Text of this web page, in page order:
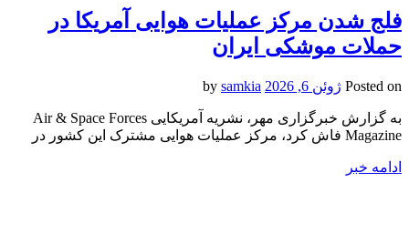
فلج شدن مرکز عملیات هوایی آمریکا در
حملات موشکی ایران
Posted on ژوئن 6, 2026 samkia
به گزارش خبرگزاری مهر، نشریه آمریکایی Air & Space Forces
Magazine فاش کرد، مرکز عملیات هوایی مشترک این کشور در
ادامه خبر